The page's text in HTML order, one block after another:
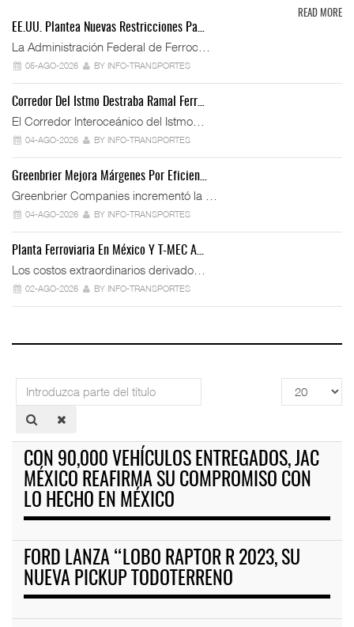
READ MORE
EE.UU. Plantea Nuevas Restricciones Pa…
La Administración Federal de Ferroc…
05-AGO-2026 BY INFO-TRANSPORTES
Corredor Del Istmo Destraba Ramal Ferr…
El Corredor Interoceánico del Istmo…
04-AGO-2026 BY INFO-TRANSPORTES
Greenbrier Mejora Márgenes Por Eficien…
Greenbrier Companies incrementó la …
04-AGO-2026 BY INFO-TRANSPORTES
Planta Ferroviaria En México Y T-MEC A…
Los costos extraordinarios derivado…
02-AGO-2026 BY INFO-TRANSPORTES
Introduzca
parte
del
Cantidad
a
CON 90,000 VEHÍCULOS ENTREGADOS, JAC
MÉXICO REAFIRMA SU COMPROMISO CON
LO HECHO EN MÉXICO
FORD LANZA “LOBO RAPTOR R 2023, SU
NUEVA PICKUP TODOTERRENO